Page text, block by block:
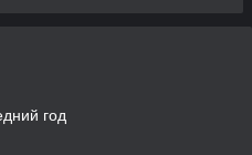
год